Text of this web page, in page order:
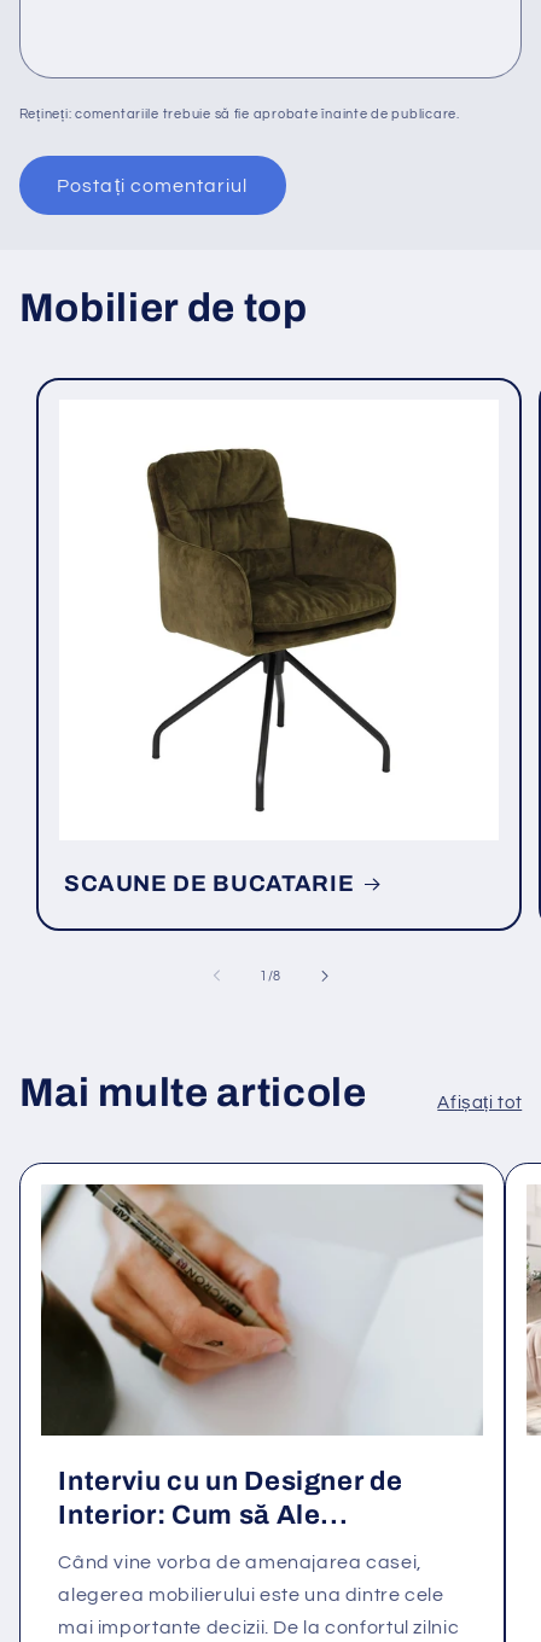
Rețineți: comentariile trebuie să fie aprobate înainte de publicare.
Mobilier de top
SCAUNE DE BUCATARIE
1 /din
8
Mai multe articole Afișați tot
Interviu cu un Designer de
Interior: Cum să Ale...
Când vine vorba de amenajarea casei,
alegerea mobilierului este una dintre cele
mai importante decizii. De la confortul zilnic